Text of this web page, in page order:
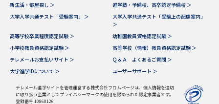
新生活・部屋探し ＞
進学塾・予備校、高卒認定予備校 ＞
大学入学共通テスト「受験案内」 ＞
大学入学共通テスト「受験上の配慮案内」
＞
高等学校卒業程度認定試験 ＞
幼稚園教員資格認定試験 ＞
小学校教員資格認定試験 ＞
高等学校（情報）教員資格認定試験 ＞
テレメールお支払いサイト ＞
Ｑ＆Ａ よくあるご質問 ＞
大学進学IDについて ＞
ユーザーサポート ＞
テレメール進学サイトを管理運営する株式会社フロムページは、個人情報を適切
に取り扱う企業としてプライバシーマークの使用を認められた認定事業者です。
登録番号 10860126